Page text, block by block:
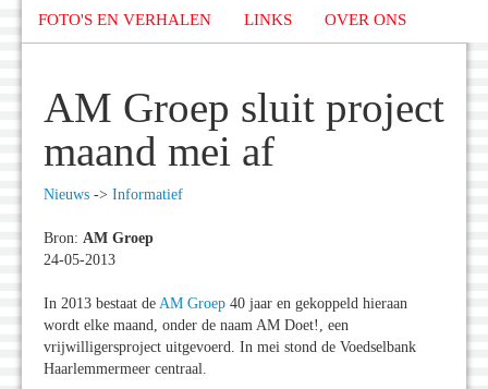
FOTO'S EN VERHALEN LINKS OVER ONS
AM Groep sluit project
maand mei af
Nieuws -> Informatief
Bron: AM Groep
24-05-2013
In 2013 bestaat de AM Groep 40 jaar en gekoppeld hieraan
wordt elke maand, onder de naam AM Doet!, een
vrijwilligersproject uitgevoerd. In mei stond de Voedselbank
Haarlemmermeer centraal.